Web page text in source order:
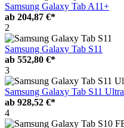
Samsung Galaxy Tab A11+
ab 204,87 €*
2
Samsung Galaxy Tab S11
ab 552,80 €*
3
Samsung Galaxy Tab S11 Ultra
ab 928,52 €*
4